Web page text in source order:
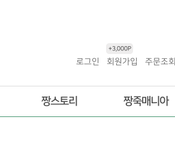
로그인 회원가입
+3,000P
주문조회
짱스토리 짱죽매니아